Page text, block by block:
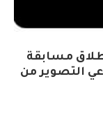
مسابقة
التصوير من